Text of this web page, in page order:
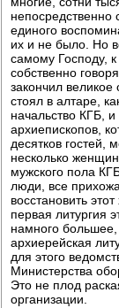
единого
их и не было. Но
самому Господу,
собственно
закончил
стоял в алтаре,
начальство КГБ,
архиепископов,
десятков
несколько
мужского пола
люди, все
восстановить
первая литургия
намного
архиерейская
для этого
Министерства
Это не плод
организации.